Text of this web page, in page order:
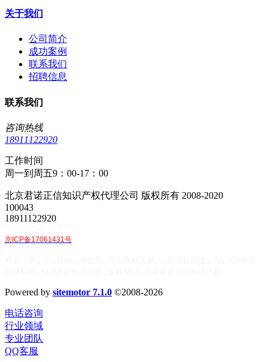
关于我们
公司简介
成功案例
联系我们
招聘信息
联系我们
咨询热线
18911122920
工作时间
周一到周五9：00-17：00
北京君诺正信知识产权代理公司 版权所有 2008-2020
100043
18911122920
京ICP备17061431号
Powered by sitemotor 7.1.0 ©2008-2026
电话咨询
行业领域
专业团队
QQ客服